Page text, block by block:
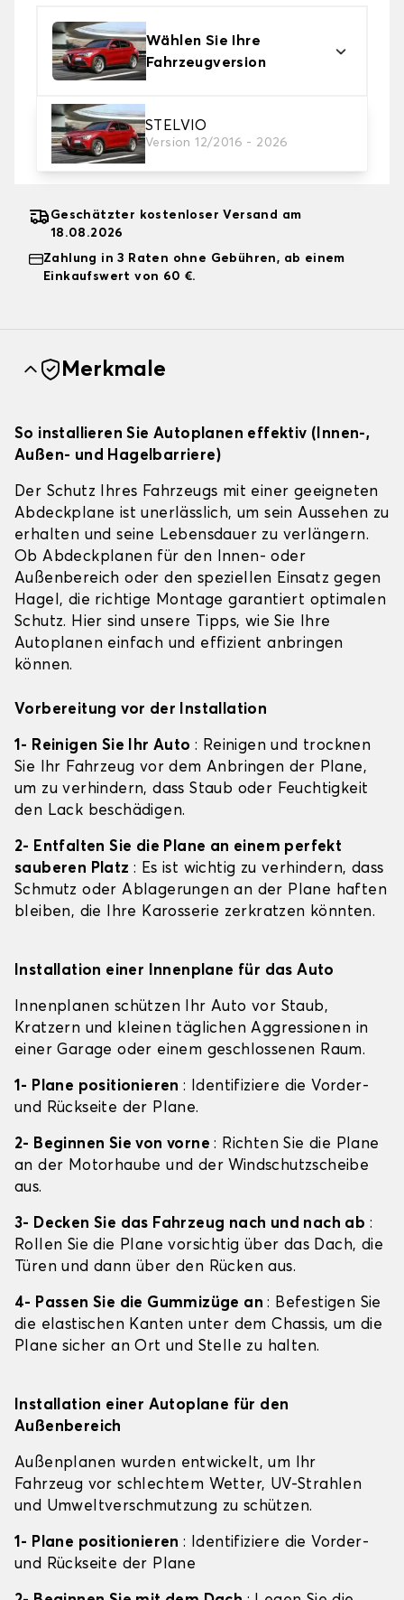
Wählen Sie Ihre
Fahrzeugversion
STELVIO
Version 12/2016 - 2026
2. Schutzniveau
Wählen Sie die passende Abdeckplane für Ihre
Bedürfnisse aus
Geschätzter kostenloser Versand am
18.08.2026
Zahlung in 3 Raten ohne Gebühren, ab einem
Einkaufswert von 60 €.
Merkmale
So installieren Sie Autoplanen effektiv (Innen-,
Außen- und Hagelbarriere)
Der Schutz Ihres Fahrzeugs mit einer geeigneten
Abdeckplane ist unerlässlich, um sein Aussehen zu
erhalten und seine Lebensdauer zu verlängern.
Ob Abdeckplanen für den Innen- oder
Außenbereich oder den speziellen Einsatz gegen
Hagel, die richtige Montage garantiert optimalen
Schutz. Hier sind unsere Tipps, wie Sie Ihre
Autoplanen einfach und effizient anbringen
können.
Vorbereitung vor der Installation
1- Reinigen Sie Ihr Auto : Reinigen und trocknen
Sie Ihr Fahrzeug vor dem Anbringen der Plane,
um zu verhindern, dass Staub oder Feuchtigkeit
den Lack beschädigen.
2- Entfalten Sie die Plane an einem perfekt
sauberen Platz: Es ist wichtig zu verhindern, dass
Schmutz oder Ablagerungen an der Plane haften
bleiben, die Ihre Karosserie zerkratzen könnten.
Installation einer Innenplane für das Auto
Innenplanen schützen Ihr Auto vor Staub,
Kratzern und kleinen täglichen Aggressionen in
einer Garage oder einem geschlossenen Raum.
1- Plane positionieren: Identifiziere die Vorder-
und Rückseite der Plane.
2- Beginnen Sie von vorne: Richten Sie die Plane
an der Motorhaube und der Windschutzscheibe
aus.
3- Decken Sie das Fahrzeug nach und nach ab :
Rollen Sie die Plane vorsichtig über das Dach, die
Türen und dann über den Rücken aus.
4- Passen Sie die Gummizüge an: Befestigen Sie
die elastischen Kanten unter dem Chassis, um die
Plane sicher an Ort und Stelle zu halten.
Installation einer Autoplane für den
Außenbereich
Außenplanen wurden entwickelt, um Ihr
Fahrzeug vor schlechtem Wetter, UV-Strahlen
und Umweltverschmutzung zu schützen.
1- Plane positionieren: Identifiziere die Vorder-
und Rückseite der Plane